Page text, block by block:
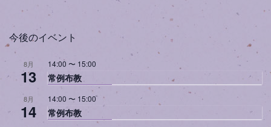
今後のイベント
8月
13
14:00 〜 15:00
常例布教
8月
14
14:00 〜 15:00
常例布教